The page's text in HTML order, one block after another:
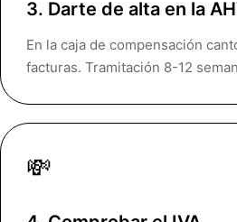
3. Darte de alta en la
En la caja de compensación
facturas. Tramitación 8-12
💸